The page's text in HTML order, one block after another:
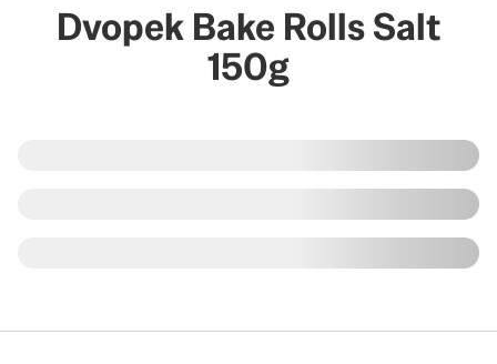
Dvopek Bake Rolls Salt
150g